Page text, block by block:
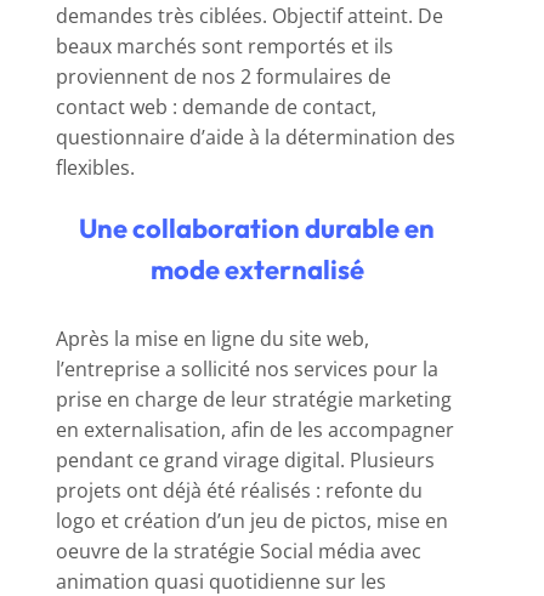
demandes très ciblées. Objectif atteint. De
beaux marchés sont remportés et ils
proviennent de nos 2 formulaires de
contact web : demande de contact,
questionnaire d’aide à la détermination des
flexibles.
Une collaboration durable en
mode externalisé
Après la mise en ligne du site web,
l’entreprise a sollicité nos services pour la
prise en charge de leur stratégie marketing
en externalisation, afin de les accompagner
pendant ce grand virage digital. Plusieurs
projets ont déjà été réalisés : refonte du
logo et création d’un jeu de pictos, mise en
oeuvre de la stratégie Social média avec
animation quasi quotidienne sur les